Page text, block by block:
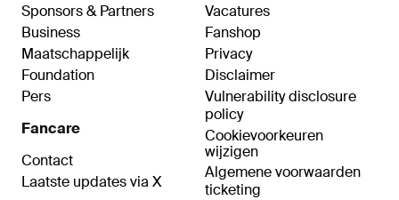
Sponsors & Partners
Business
Maatschappelijk
Foundation
Pers
Fancare
Contact
Laatste updates via X
Vacatures
Fanshop
Privacy
Disclaimer
Vulnerability disclosure
policy
Cookievoorkeuren
wijzigen
Algemene voorwaarden
ticketing